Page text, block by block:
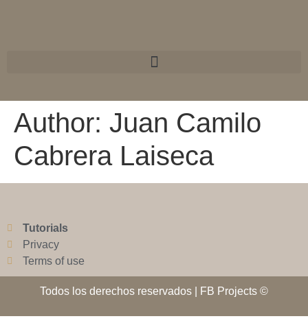
Author: Juan Camilo
Cabrera Laiseca
Tutorials
Privacy
Terms of use
Todos los derechos reservados | FB Projects ©